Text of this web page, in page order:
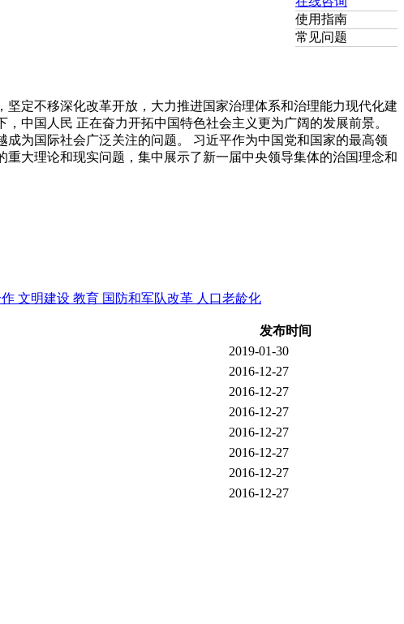
使用指南
常见问题
定不移深化改革开放，大力推进国家治理体系和治理能力现代化建
中国人民 正在奋力开拓中国特色社会主义更为广阔的发展前景。
为国际社会广泛关注的问题。 习近平作为中国党和国家的最高领
大理论和现实问题，集中展示了新一届中央领导集体的治国理念和
文明建设 教育 国防和军队改革 人口老龄化
发布时间
2019-01-30
2016-12-27
2016-12-27
2016-12-27
2016-12-27
2016-12-27
2016-12-27
2016-12-27